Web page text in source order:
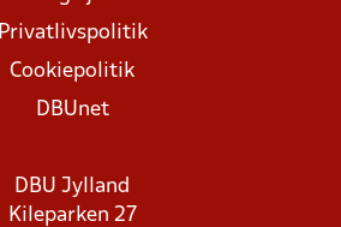
Privatlivspolitik
Cookiepolitik
DBUnet
DBU Jylland
Kileparken 27